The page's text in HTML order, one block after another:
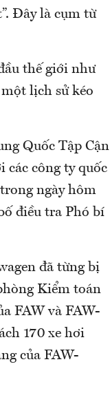
Đây là cụm từ
thế giới như
lịch sử kéo
Quốc Tập Cận
các công ty quốc
ngày hôm
điều tra Phó bí
đã từng bị
Kiểm toán
FAW và FAW-
170 xe hơi
của FAW-